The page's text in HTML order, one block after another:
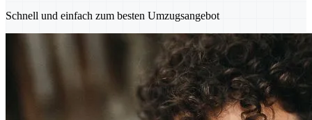
Schnell und einfach zum besten Umzugsangebot